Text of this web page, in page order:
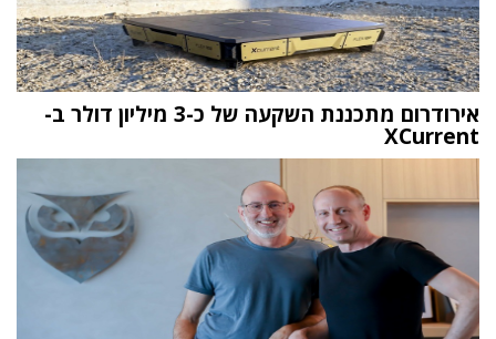
אירודרום מתכננת השקעה של כ-3 מיליון דולר ב-
XCurrent